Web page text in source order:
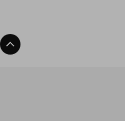
Back To Top